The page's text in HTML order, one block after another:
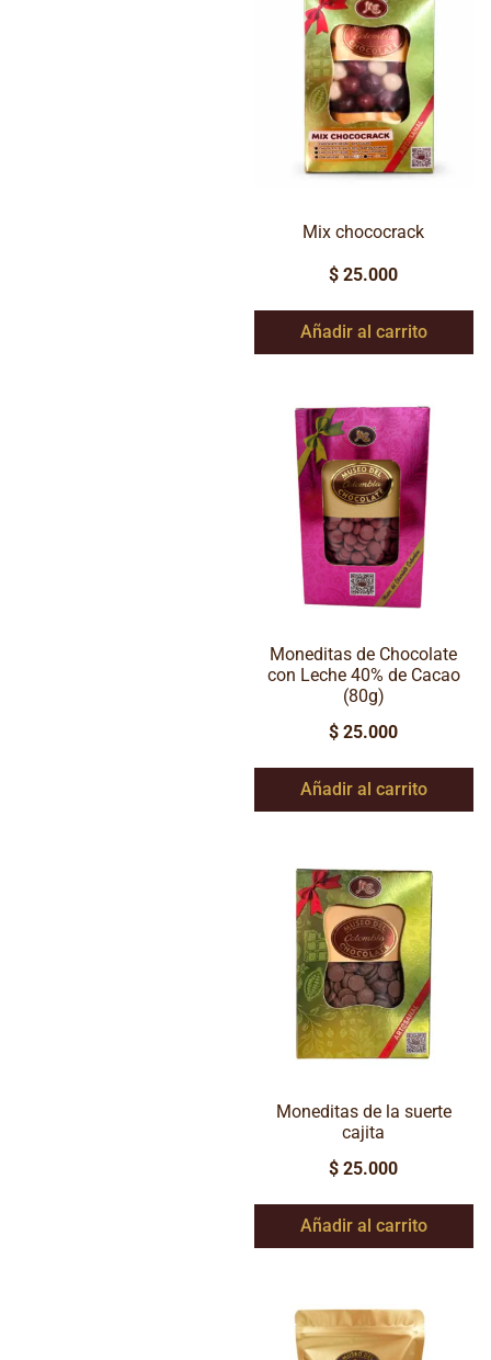
Mix chococrack
$ 25.000
Añadir al carrito
Moneditas de Chocolate
con Leche 40% de Cacao
(80g)
$ 25.000
Añadir al carrito
Moneditas de la suerte
cajita
$ 25.000
Añadir al carrito